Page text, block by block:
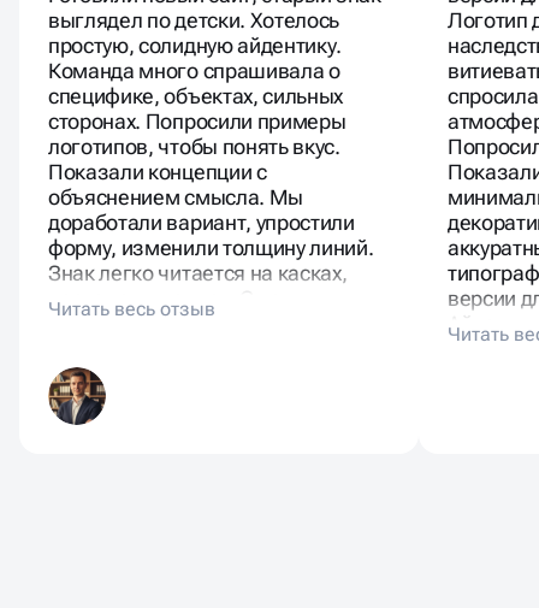
выглядел по детски. Хотелось
простую, солидную айдентику.
Команда много спрашивала о
специфике, объектах, сильных
сторонах. Попросили примеры
логотипов, чтобы понять вкус.
Показали концепции с
объяснением смысла. Мы
доработали вариант, упростили
форму, изменили толщину линий.
Знак легко читается на касках,
чертежах, письмах. С новым
логотипом компания выглядит
Логотип
версии